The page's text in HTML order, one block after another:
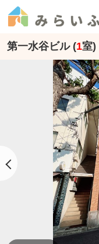
第一水谷ビル (1室)